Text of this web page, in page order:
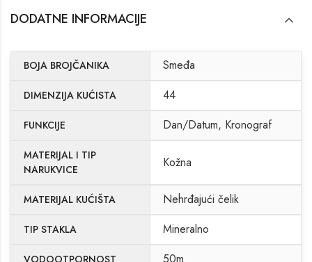
DODATNE INFORMACIJE
BOJA BROJČANIKA Smeđa
DIMENZIJA KUĆISTA 44
FUNKCIJE Dan/Datum, Kronograf
MATERIJAL I TIP
NARUKVICE
Kožna
MATERIJAL KUĆIŠTA Nehrđajući čelik
TIP STAKLA Mineralno